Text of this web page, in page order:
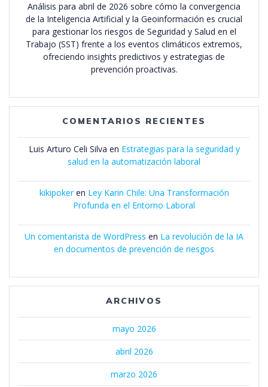
Análisis para abril de 2026 sobre cómo la convergencia
de la Inteligencia Artificial y la Geoinformación es crucial
para gestionar los riesgos de Seguridad y Salud en el
Trabajo (SST) frente a los eventos climáticos extremos,
ofreciendo insights predictivos y estrategias de
prevención proactivas.
COMENTARIOS RECIENTES
Luis Arturo Celi Silva en Estrategias para la seguridad y
salud en la automatización laboral
kikipokeren Ley Karin Chile: Una Transformación
Profunda en el Entorno Laboral
Un comentarista de WordPress en La revolución de la IA
en documentos de prevención de riesgos
ARCHIVOS
mayo 2026
abril 2026
marzo 2026